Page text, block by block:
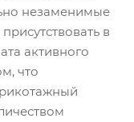
незаменимые
в
активного
что